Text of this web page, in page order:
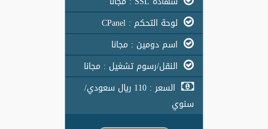
لوحة التحكم : CPanel
اسم دومين : مجانا
النقل/رسوم تشغيل : مجانا
السعر : 110 ريال سعودي/
سنوي